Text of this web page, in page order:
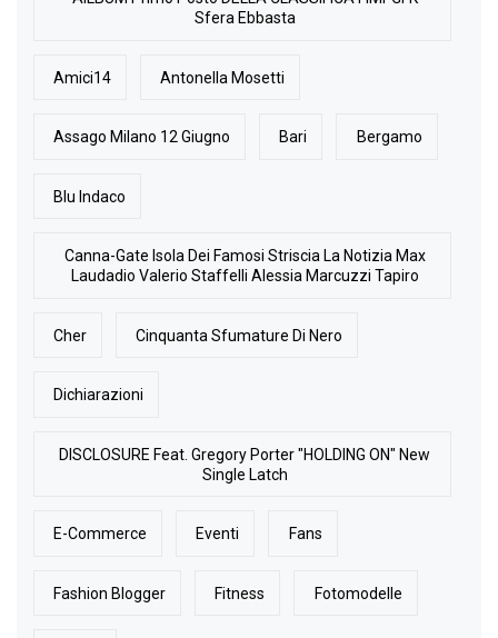
Sfera Ebbasta
Amici14 Antonella Mosetti
Assago Milano 12 Giugno Bari Bergamo
Blu Indaco
Canna-Gate Isola Dei Famosi Striscia La Notizia Max
Laudadio Valerio Staffelli Alessia Marcuzzi Tapiro
Cher Cinquanta Sfumature Di Nero
Dichiarazioni
DISCLOSURE Feat. Gregory Porter "HOLDING ON" New
Single Latch
E-Commerce Eventi Fans
Fashion Blogger Fitness Fotomodelle